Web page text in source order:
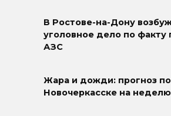
В Ростове-на-Дону
уголовное дело по факту
АЗС
Жара и дожди: прогноз
Новочеркасске на неделю